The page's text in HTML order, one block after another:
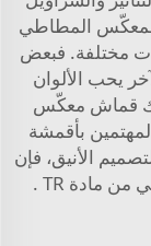
المطاطي
مختلفة. فبعض
يحب الألوان
قماش معكّس
بأقمشة
الأنيق، فإن
.